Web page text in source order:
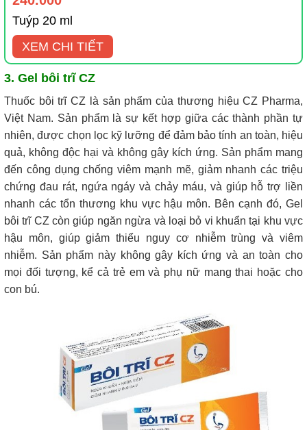
Tuýp 20 ml
XEM CHI TIẾT
3. Gel bôi trĩ CZ
Thuốc bôi trĩ CZ là sản phẩm của thương hiệu CZ Pharma,
Việt Nam. Sản phẩm là sự kết hợp giữa các thành phần tự
nhiên, được chọn lọc kỹ lưỡng để đảm bảo tính an toàn, hiệu
quả, không độc hại và không gây kích ứng. Sản phẩm mang
đến công dụng chống viêm mạnh mẽ, giảm nhanh các triệu
chứng đau rát, ngứa ngáy và chảy máu, và giúp hỗ trợ liền
nhanh các tổn thương khu vực hậu môn. Bên cạnh đó, Gel
bôi trĩ CZ còn giúp ngăn ngừa và loại bỏ vi khuẩn tại khu vực
hậu môn, giúp giảm thiểu nguy cơ nhiễm trùng và viêm
nhiễm. Sản phẩm này không gây kích ứng và an toàn cho
mọi đối tượng, kể cả trẻ em và phụ nữ mang thai hoặc cho
con bú.